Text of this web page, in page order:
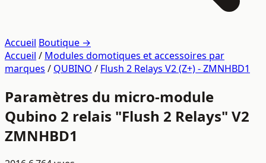
Accueil Boutique →
Accueil / Modules domotiques et accessoires par
marques / QUBINO / Flush 2 Relays V2 (Z+) - ZMNHBD1
Paramètres du micro-module
Qubino 2 relais "Flush 2 Relays" V2
ZMNHBD1